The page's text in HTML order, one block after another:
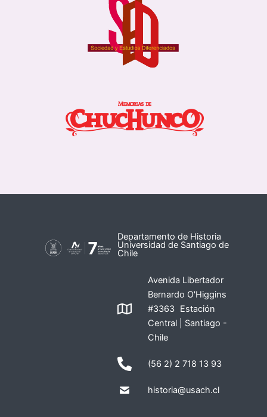
Departamento de Historia
Universidad de Santiago de
Chile
Avenida Libertador
Bernardo O'Higgins
#3363 Estación
Central | Santiago -
Chile
(56 2) 2 718 13 93
historia@usach.cl